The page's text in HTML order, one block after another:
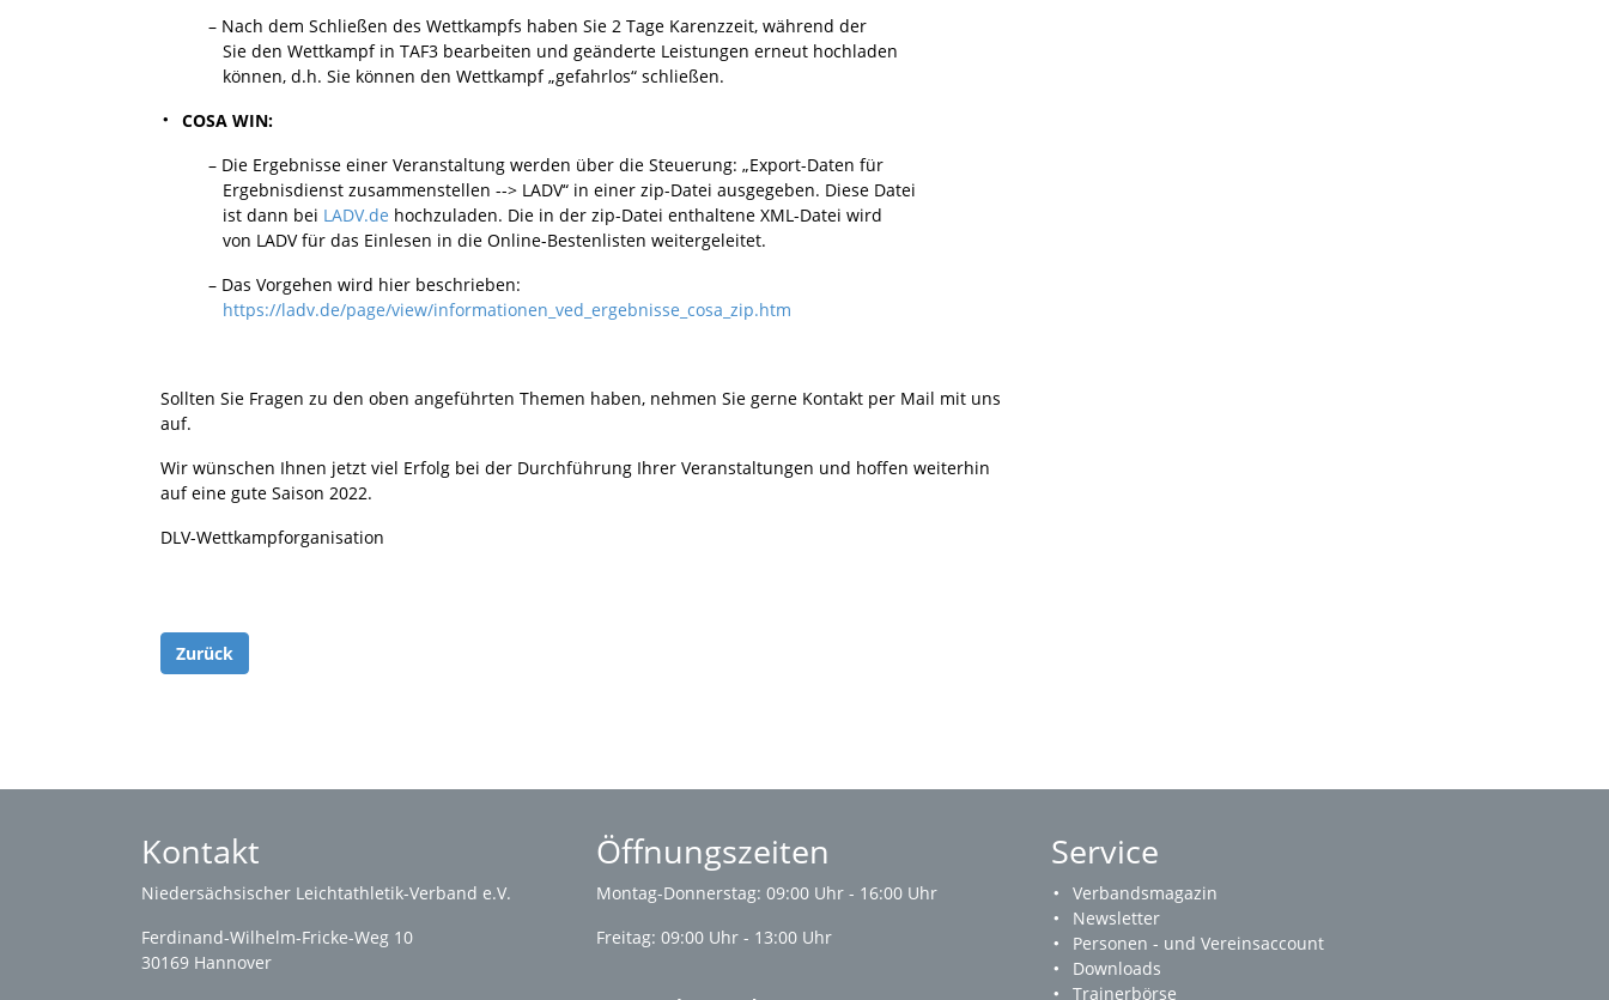
– Nach dem Schließen des Wettkampfs haben Sie 2 Tage Karenzzeit, während der
Sie den Wettkampf in TAF3 bearbeiten und geänderte Leistungen erneut hochladen
können, d.h. Sie können den Wettkampf „gefahrlos“ schließen.
COSA WIN:
– Die Ergebnisse einer Veranstaltung werden über die Steuerung: „Export-Daten für
Ergebnisdienst zusammenstellen --> LADV“ in einer zip-Datei ausgegeben. Diese Datei
ist dann bei LADV.de hochzuladen. Die in der zip-Datei enthaltene XML-Datei wird
von LADV für das Einlesen in die Online-Bestenlisten weitergeleitet.
– Das Vorgehen wird hier beschrieben:
https://ladv.de/page/view/informationen_ved_ergebnisse_cosa_zip.htm
Sollten Sie Fragen zu den oben angeführten Themen haben, nehmen Sie gerne Kontakt per Mail mit uns
auf.
Wir wünschen Ihnen jetzt viel Erfolg bei der Durchführung Ihrer Veranstaltungen und hoffen weiterhin
auf eine gute Saison 2022.
DLV-Wettkampforganisation
Zurück
Kontakt
Niedersächsischer Leichtathletik-Verband e.V.
Ferdinand-Wilhelm-Fricke-Weg 10
30169 Hannover
Öffnungszeiten
Montag-Donnerstag: 09:00 Uhr - 16:00 Uhr
Freitag: 09:00 Uhr - 13:00 Uhr
Service
Verbandsmagazin
Newsletter
Personen - und Vereinsaccount
Downloads
Trainerbörse